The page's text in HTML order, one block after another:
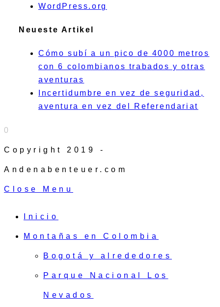
WordPress.org
Neueste Artikel
Cómo subí a un pico de 4000 metros
con 6 colombianos trabados y otras
aventuras
Incertidumbre en vez de seguridad,
aventura en vez del Referendariat
0
Copyright 2019 -
Andenabenteuer.com
Close Menu
Inicio
Montañas en Colombia
Bogotá y alrededores
Parque Nacional Los
Nevados